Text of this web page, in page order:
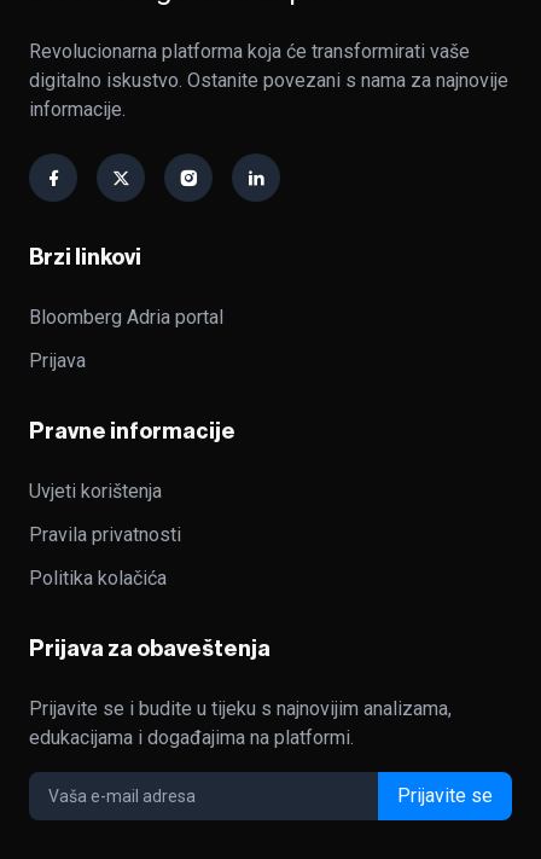
Revolucionarna platforma koja će transformirati vaše
digitalno iskustvo. Ostanite povezani s nama za najnovije
informacije.
Brzi linkovi
Bloomberg Adria portal
Prijava
Pravne informacije
Uvjeti korištenja
Pravila privatnosti
Politika kolačića
Prijava za obaveštenja
Prijavite se i budite u tijeku s najnovijim analizama,
edukacijama i događajima na platformi.
Prijavite se